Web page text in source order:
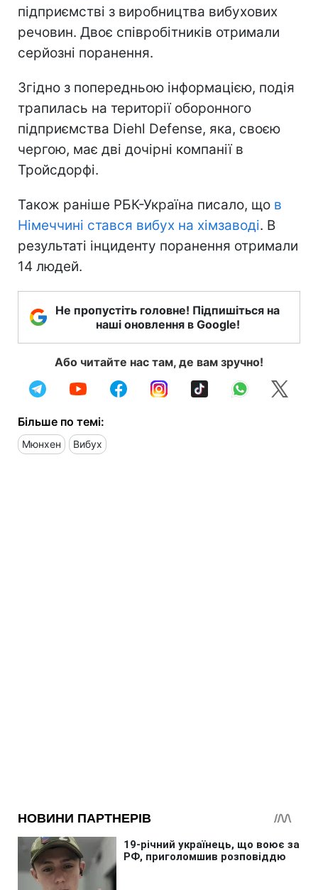
підприємстві з виробництва вибухових
речовин. Двоє співробітників отримали
серйозні поранення.
Згідно з попередньою інформацією, подія
трапилась на території оборонного
підприємства Diehl Defense, яка, своєю
чергою, має дві дочірні компанії в
Тройсдорфі.
Також раніше РБК-Україна писало, що в
Німеччині стався вибух на хімзаводі. В
результаті інциденту поранення отримали
14 людей.
Не пропустіть головне! Підпишіться на
наші оновлення в Google!
Або читайте нас там, де вам зручно!
Більше по темі:
Мюнхен Вибух